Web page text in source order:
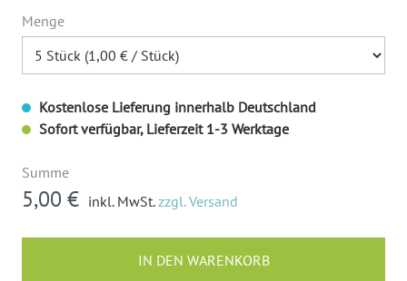
Menge
Kostenlose Lieferung innerhalb Deutschland
Sofort verfügbar, Lieferzeit 1-3 Werktage
Summe
5,00 € inkl. MwSt.zzgl. Versand
IN DEN WARENKORB